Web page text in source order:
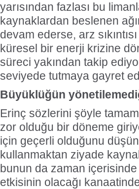
yarısından fazlası bu
kaynaklardan beslenen
devam ederse, arz
küresel bir enerji krizine
süreci yakından takip
seviyede tutmaya gayret
Büyüklüğün
Erinç sözlerini şöyle
zor olduğu bir döneme
için geçerli olduğunu
kullanmaktan ziyade
bunun da zaman
etkisinin olacağı